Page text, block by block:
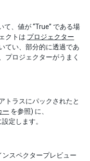
て、値が “True” である場
クトは プロジェクター
てい、部分的に透過であ
プロジェクターがうまく
トラスにパックされたと
ー を参照) に、
定します。
スペクタープレビュー